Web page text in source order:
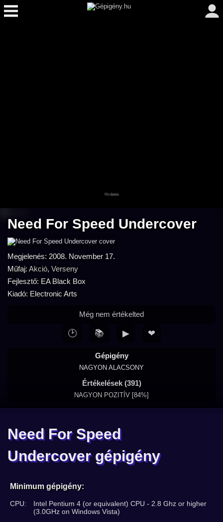
Need For Speed Undercover
Megjelenés: 2008. November 17.
Műfaj: Akció, Verseny
Fejlesztő: EA Black Box
Kiadó: Electronic Arts
Gépigény
NAGYON ALACSONY
Értékelések (391)
NAGYON POZITÍV [84%]
Még nem értékelted
🕑 📚 ▶ ❤
Need For Speed
Undercover gépigény
Minimum gépigény:
CPU:
Intel Pentium 4 (or equivalent) CPU - 2.8 Ghz or higher
(3.0GHz on Windows Vista)